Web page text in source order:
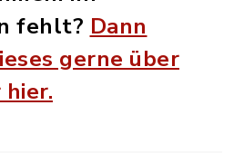
fehlt? Dann
gerne über